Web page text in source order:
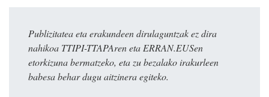
Publizitatea eta erakundeen dirulaguntzak ez dira
nahikoa TTIPI-TTAPAren eta ERRAN.EUSen
etorkizuna bermatzeko, eta zu bezalako irakurleen
babesa behar dugu aitzinera egiteko.